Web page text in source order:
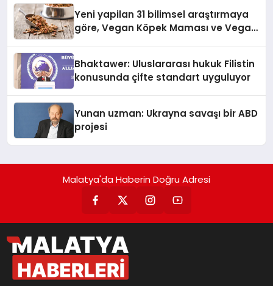
Yeni yapilan 31 bilimsel araştırmaya
göre, Vegan Köpek Maması ve Vegan
Bhaktawer: Uluslararası hukuk Filistin
konusunda çifte standart uyguluyor
Yunan uzman: Ukrayna savaşı bir ABD
projesi
Malatya'da Haberin Doğru Adresi